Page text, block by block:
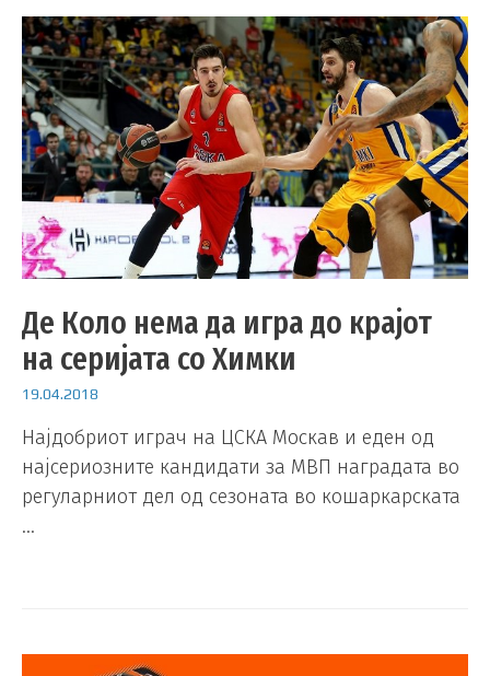
Де Коло нема да игра до крајот
на серијата со Химки
19.04.2018
Најдобриот играч на ЦСКА Москав и еден од
најсериозните кандидати за МВП наградата во
регуларниот дел од сезоната во кошаркарската
…